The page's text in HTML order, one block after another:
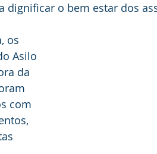
dignificar o bem estar dos
os
Asilo
da
com